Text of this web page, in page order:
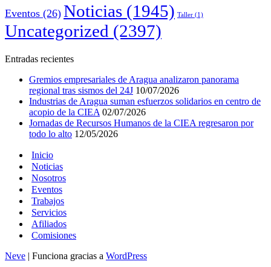
Eventos (26) Noticias (1945) Taller (1)
Uncategorized (2397)
Entradas recientes
Gremios empresariales de Aragua analizaron panorama
regional tras sismos del 24J 10/07/2026
Industrias de Aragua suman esfuerzos solidarios en centro de
acopio de la CIEA 02/07/2026
Jornadas de Recursos Humanos de la CIEA regresaron por
todo lo alto 12/05/2026
Inicio
Noticias
Nosotros
Eventos
Trabajos
Servicios
Afiliados
Comisiones
Neve | Funciona gracias a WordPress